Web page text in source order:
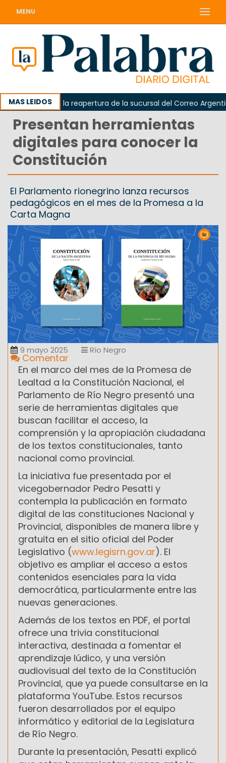
MENU
MAS LEIDOS
reclamó la reapertura de la sucursal del Correo Argentino
Presentan herramientas
digitales para conocer la
Constitución
El Parlamento rionegrino lanza recursos
pedagógicos en el mes de la Promesa a la
Carta Magna
9 mayo 2025 Río Negro
Comentar
En el marco del mes de la Promesa de
Lealtad a la Constitución Nacional, el
Parlamento de Río Negro presentó una
serie de herramientas digitales que
buscan facilitar el acceso, la
comprensión y la apropiación ciudadana
de los textos constitucionales, tanto
nacional como provincial.
La iniciativa fue presentada por el
vicegobernador Pedro Pesatti y
contempla la publicación en formato
digital de las constituciones Nacional y
Provincial, disponibles de manera libre y
gratuita en el sitio oficial del Poder
Legislativo (www.legisrn.gov.ar). El
objetivo es ampliar el acceso a estos
contenidos esenciales para la vida
democrática, particularmente entre las
nuevas generaciones.
Además de los textos en PDF, el portal
ofrece una trivia constitucional
interactiva, destinada a fomentar el
aprendizaje lúdico, y una versión
audiovisual del texto de la Constitución
Provincial, que ya puede consultarse en la
plataforma YouTube. Estos recursos
fueron desarrollados por el equipo
informático y editorial de la Legislatura
de Río Negro.
Durante la presentación, Pesatti explicó